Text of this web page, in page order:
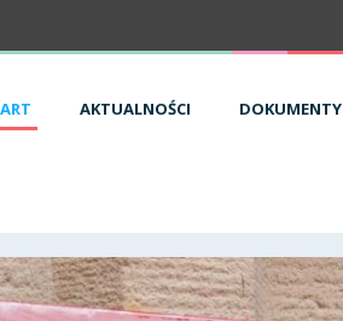
AKTUALNOŚCI DOKUMENTY